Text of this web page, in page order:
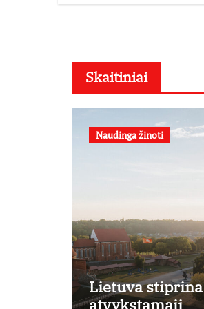
Skaitiniai
Naudinga žinoti
Lietuva stiprina
atvykstamąjį